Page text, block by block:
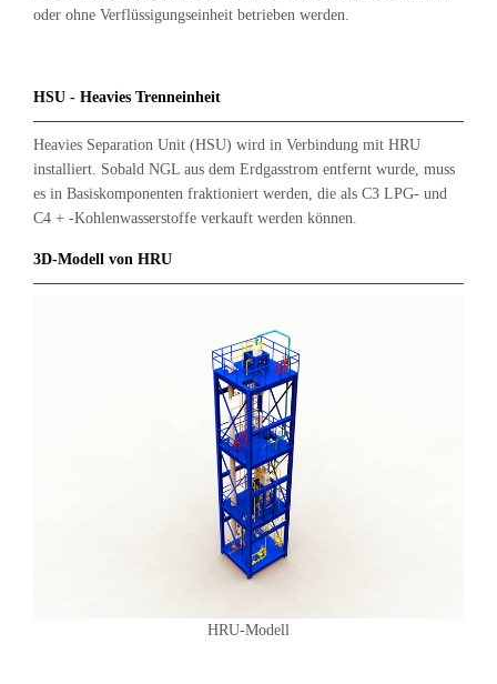
oder ohne Verflüssigungseinheit betrieben werden.
HSU - Heavies Trenneinheit
Heavies Separation Unit (HSU) wird in Verbindung mit HRU
installiert. Sobald NGL aus dem Erdgasstrom entfernt wurde, muss
es in Basiskomponenten fraktioniert werden, die als C3 LPG- und
C4 + -Kohlenwasserstoffe verkauft werden können.
3D-Modell von HRU
HRU-Modell